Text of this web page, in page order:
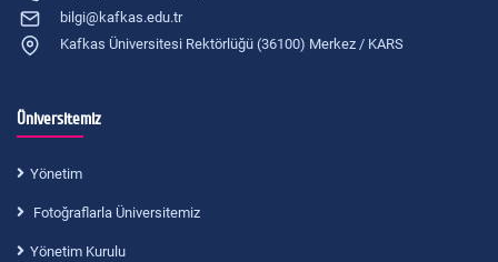
bilgi@kafkas.edu.tr
Kafkas Üniversitesi Rektörlüğü (36100) Merkez / KARS
Üniversitemiz
Yönetim
Fotoğraflarla Üniversitemiz
Yönetim Kurulu